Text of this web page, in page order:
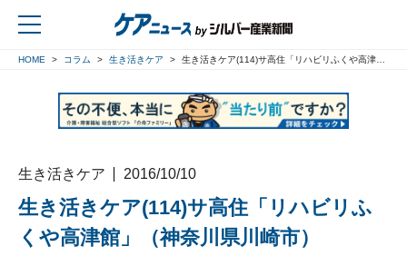
HOME コラム 生き活きケア 生き活きケア(114)サ高住「リハビリふくや高津館」（神奈川県川崎市）
生き活きケア 2016/10/10
生き活きケア(114)サ高住「リハビリふ
くや高津館」（神奈川県川崎市）